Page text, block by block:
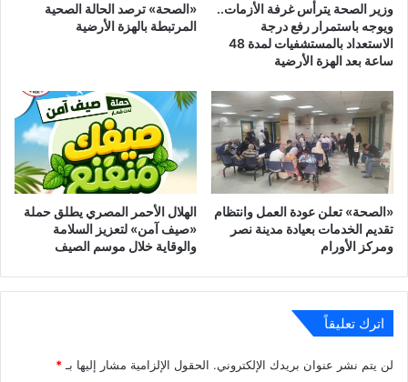
وزير الصحة يترأس غرفة الأزمات..
ويوجه باستمرار رفع درجة
الاستعداد بالمستشفيات لمدة 48
ساعة بعد الهزة الأرضية
«الصحة» ترصد الحالة الصحية
المرتبطة بالهزة الأرضية
‎«الصحة» تعلن عودة العمل وانتظام
تقديم الخدمات بعيادة مدينة نصر
ومركز الأورام
الهلال الأحمر المصري يطلق حملة
«صيف آمن» لتعزيز السلامة
والوقاية خلال موسم الصيف
اترك تعليقاً
لن يتم نشر عنوان بريدك الإلكتروني. الحقول الإلزامية مشار إليها بـ*